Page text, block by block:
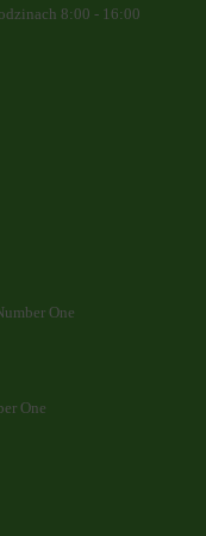
8:00 - 16:00
One
One